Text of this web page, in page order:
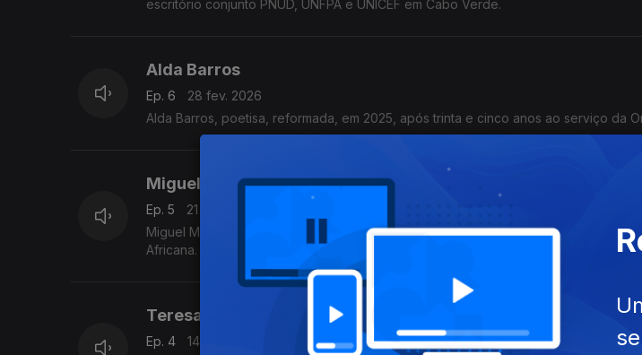
escritório conjunto PNUD, UNFPA e UNICEF em Cabo Verde.
Alda Barros
Ep. 6
28 fev. 2026
Alda Barros, poetisa, reformada, em 2025, após trinta e cinco anos ao serviço da
Miguel Mbiavanga Ajú
Ep. 5
21 fev. 2026
Miguel Mbiavanga Ajú é conselheiro da representante do secretário-geral das
Africana.
Teresa Mergulhão
Ep. 4
14 fev. 2026